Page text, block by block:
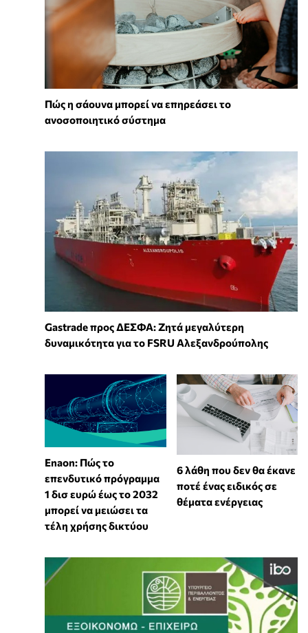
Πώς η σάουνα μπορεί να επηρεάσει το
ανοσοποιητικό σύστημα
Gastrade προς ΔΕΣΦΑ: Ζητά μεγαλύτερη
δυναμικότητα για το FSRU Αλεξανδρούπολης
Enaon: Πώς το
επενδυτικό πρόγραμμα
1 δισ ευρώ έως το 2032
μπορεί να μειώσει τα
τέλη χρήσης δικτύου
6 λάθη που δεν θα έκανε
ποτέ ένας ειδικός σε
θέματα ενέργειας